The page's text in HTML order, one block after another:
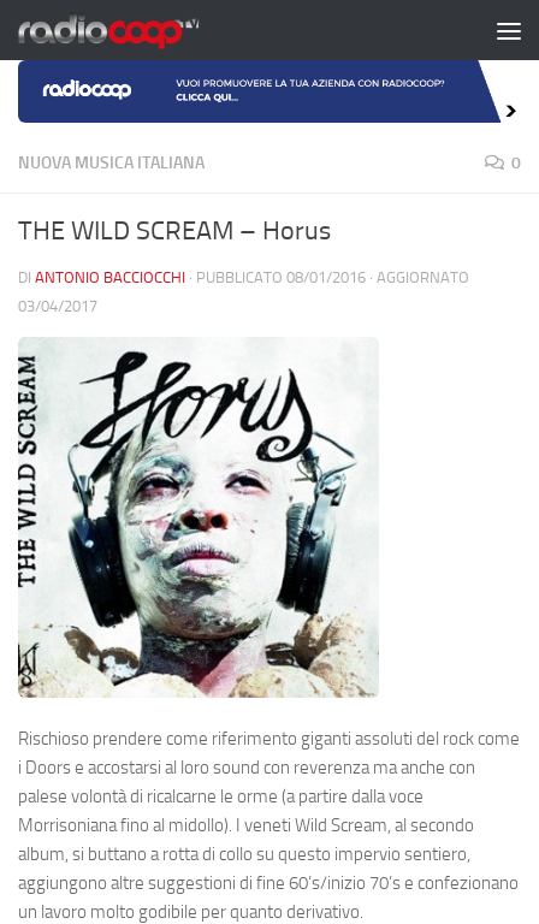
Salta al contenuto
NUOVA MUSICA ITALIANA 0
THE WILD SCREAM – Horus
DI ANTONIO BACCIOCCHI · PUBBLICATO 08/01/2016 · AGGIORNATO
03/04/2017
Rischioso prendere come riferimento giganti assoluti del rock come
i Doors e accostarsi al loro sound con reverenza ma anche con
palese volontà di ricalcarne le orme (a partire dalla voce
Morrisoniana fino al midollo). I veneti Wild Scream, al secondo
album, si buttano a rotta di collo su questo impervio sentiero,
aggiungono altre suggestioni di fine 60’s/inizio 70’s e confezionano
un lavoro molto godibile per quanto derivativo.